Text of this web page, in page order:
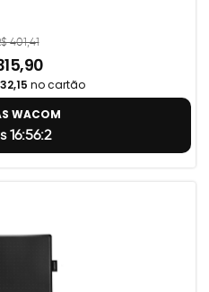
401,41
no cartão
WACOM
16:56:1